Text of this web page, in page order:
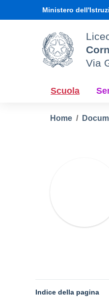
Ministero
Via
Scuola
Home
Indice della pagina